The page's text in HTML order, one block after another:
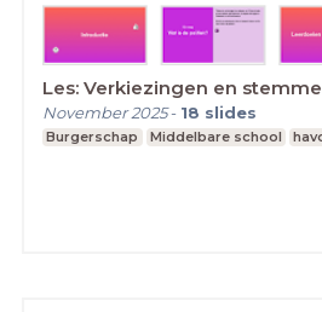
Les: Verkiezingen en
November 2025- 18 slides
Burgerschap Middelbare school